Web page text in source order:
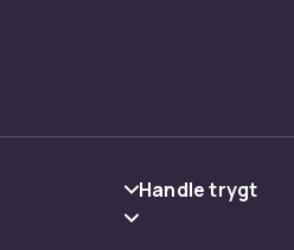
Handle trygt